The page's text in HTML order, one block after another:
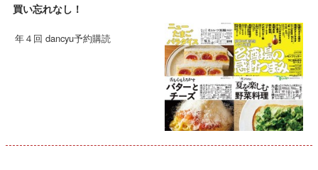
買い忘れなし！
年４回 dancyu予約購読